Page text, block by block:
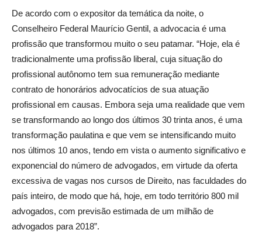
De acordo com o expositor da temática da noite, o
Conselheiro Federal Maurício Gentil, a advocacia é uma
profissão que transformou muito o seu patamar. “Hoje, ela é
tradicionalmente uma profissão liberal, cuja situação do
profissional autônomo tem sua remuneração mediante
contrato de honorários advocatícios de sua atuação
profissional em causas. Embora seja uma realidade que vem
se transformando ao longo dos últimos 30 trinta anos, é uma
transformação paulatina e que vem se intensificando muito
nos últimos 10 anos, tendo em vista o aumento significativo e
exponencial do número de advogados, em virtude da oferta
excessiva de vagas nos cursos de Direito, nas faculdades do
país inteiro, de modo que há, hoje, em todo território 800 mil
advogados, com previsão estimada de um milhão de
advogados para 2018”.